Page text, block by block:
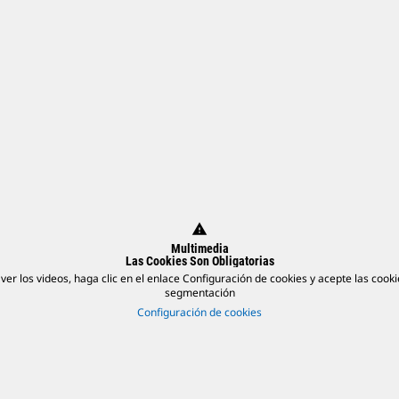
warning
Multimedia
Las Cookies Son Obligatorias
los videos, haga clic en el enlace Configuración de cookies y acepte las
segmentación
Configuración de cookies